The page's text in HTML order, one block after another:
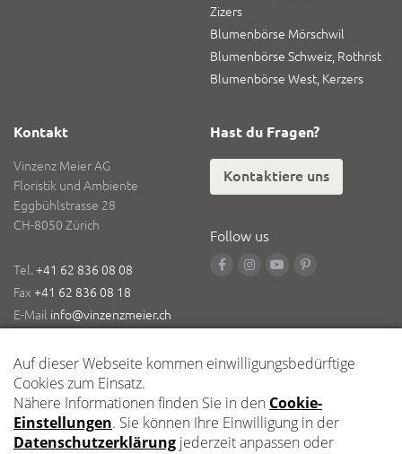
Zizers
Blumenbörse Mörschwil
Blumenbörse Schweiz, Rothrist
Blumenbörse West, Kerzers
Kontakt
Vinzenz Meier AG
Floristik und Ambiente
Eggbühlstrasse 28
CH-8050 Zürich
Tel.+41 62 836 08 08
Fax +41 62 836 08 18
E-Mail info@vinzenzmeier.ch
Logistik
Zentrallager Kleindöttingen
Hast du Fragen?
Kontaktiere uns
Follow us